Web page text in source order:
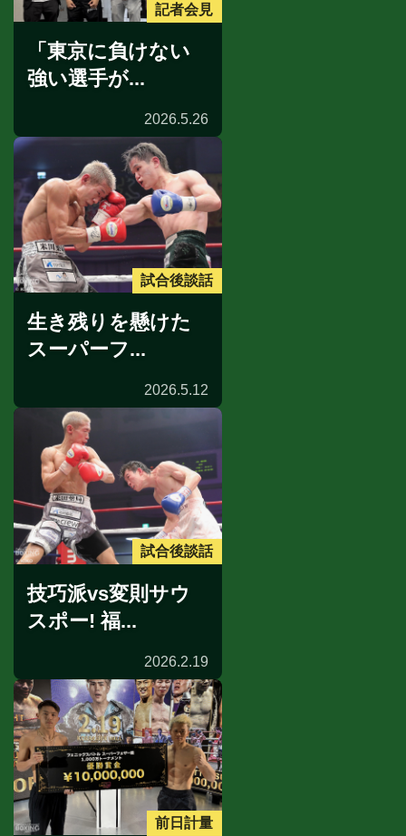
記者会見
「東京に負けない
強い選手が...
2026.5.26
試合後談話
生き残りを懸けた
スーパーフ...
2026.5.12
試合後談話
技巧派vs変則サウ
スポー! 福...
2026.2.19
前日計量